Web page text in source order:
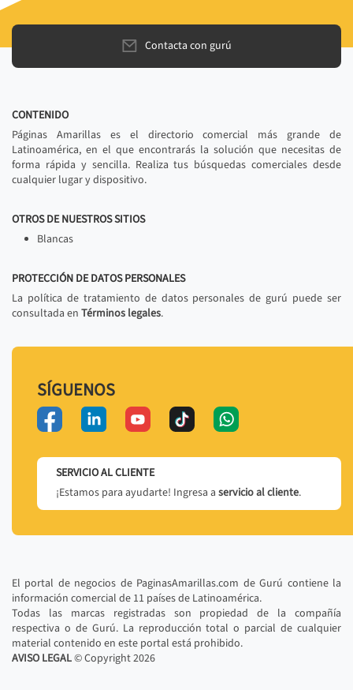
Contacta con gurú
CONTENIDO
Páginas Amarillas es el directorio comercial más grande de
Latinoamérica, en el que encontrarás la solución que necesitas de
forma rápida y sencilla. Realiza tus búsquedas comerciales desde
cualquier lugar y dispositivo.
OTROS DE NUESTROS SITIOS
Blancas
PROTECCIÓN DE DATOS PERSONALES
La política de tratamiento de datos personales de gurú puede ser
consultada en Términos legales.
SÍGUENOS
SERVICIO AL CLIENTE
¡Estamos para ayudarte! Ingresa a servicio al cliente.
El portal de negocios de PaginasAmarillas.com de Gurú contiene la
información comercial de 11 países de Latinoamérica.
Todas las marcas registradas son propiedad de la compañía
respectiva o de Gurú. La reproducción total o parcial de cualquier
material contenido en este portal está prohibido.
AVISO LEGAL© Copyright2026